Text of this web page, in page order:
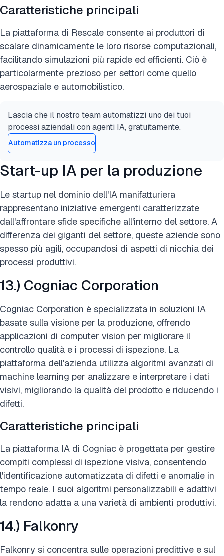
Caratteristiche principali
La piattaforma di Rescale consente ai produttori di
scalare dinamicamente le loro risorse computazionali,
facilitando simulazioni più rapide ed efficienti. Ciò è
particolarmente prezioso per settori come quello
aerospaziale e automobilistico.
Lascia che il nostro team automatizzi uno dei tuoi
processi aziendali con agenti IA, gratuitamente.
Automatizza un processo
Start-up IA per la produzione
Le startup nel dominio dell'IA manifatturiera
rappresentano iniziative emergenti caratterizzate
dall'affrontare sfide specifiche all'interno del settore. A
differenza dei giganti del settore, queste aziende sono
spesso più agili, occupandosi di aspetti di nicchia dei
processi produttivi.
13.) Cogniac Corporation
Cogniac Corporation è specializzata in soluzioni IA
basate sulla visione per la produzione, offrendo
applicazioni di computer vision per migliorare il
controllo qualità e i processi di ispezione. La
piattaforma dell'azienda utilizza algoritmi avanzati di
machine learning per analizzare e interpretare i dati
visivi, migliorando la qualità del prodotto e riducendo i
difetti.
Caratteristiche principali
La piattaforma IA di Cogniac è progettata per gestire
compiti complessi di ispezione visiva, consentendo
l'identificazione automatizzata di difetti e anomalie in
tempo reale. I suoi algoritmi personalizzabili e adattivi
la rendono adatta a una varietà di ambienti produttivi.
14.) Falkonry
Falkonry si concentra sulle operazioni predittive e sul